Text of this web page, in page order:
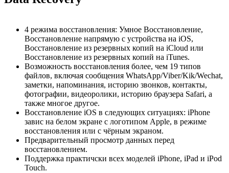
4 режима восстановления: Умное Восстановление,
Восстановление напрямую с устройства на iOS,
Восстановление из резервных копий на iCloud или
Восстановление из резервных копий на iTunes.
Возможность восстановления более, чем 19 типов
файлов, включая сообщения WhatsApp/Viber/Kik/Wechat,
заметки, напоминания, историю звонков, контакты,
фотографии, видеоролики, историю браузера Safari, а
также многое другое.
Восстановление iOS в следующих ситуациях: iPhone
завис на белом экране с логотипом Apple, в режиме
восстановления или с чёрным экраном.
Предварительный просмотр данных перед
восстановлением.
Поддержка практичски всех моделей iPhone, iPad и iPod
Touch.